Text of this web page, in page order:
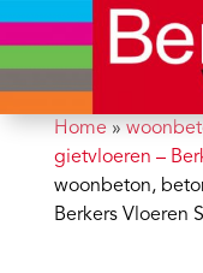
Home»
gietvloeren –
woonbeton,
Berkers Vloeren